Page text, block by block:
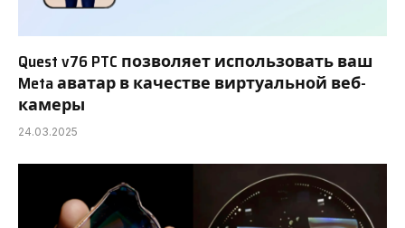
Quest v76 PTC позволяет использовать ваш
Meta аватар в качестве виртуальной веб-
камеры
24.03.2025